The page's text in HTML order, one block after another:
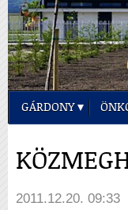
GÁRDONY
2011.12.20. 09:33